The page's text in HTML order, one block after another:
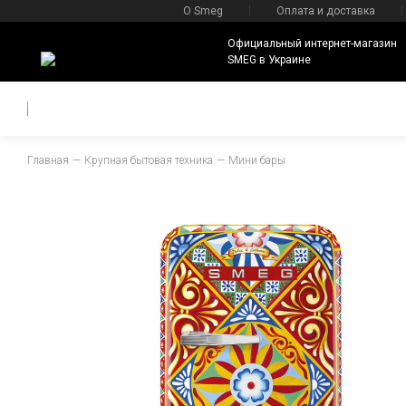
О Smeg Оплата и доставка
Официальный интернет-магазин
SMEG в Украине
Главная Крупная бытовая техника Мини бары